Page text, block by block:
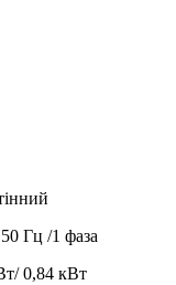
Гц /1 фаза
0,84 кВт